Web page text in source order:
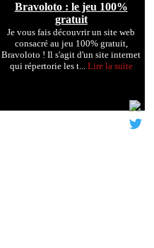
Bravoloto : le jeu 100%
gratuit
Je vous fais découvrir un site web
consacré au jeu 100% gratuit,
Bravoloto ! Il s'agit d'un site internet
qui répertorie les t... Lire la suite